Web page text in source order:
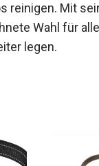
reinigen. Mit
Wahl für
legen.